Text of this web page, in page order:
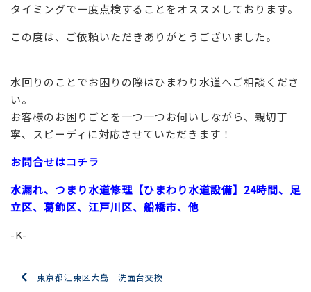
タイミングで一度点検することをオススメしております。
この度は、ご依頼いただきありがとうございました。
水回りのことでお困りの際はひまわり水道へご相談くださ
い。
お客様のお困りごとを一つ一つお伺いしながら、親切丁
寧、スピーディに対応させていただきます！
お問合せはコチラ
水漏れ、つまり水道修理【ひまわり水道設備】24時間、足
立区、葛飾区、江戸川区、船橋市、他
-K-
東京都江東区大島 洗面台交換